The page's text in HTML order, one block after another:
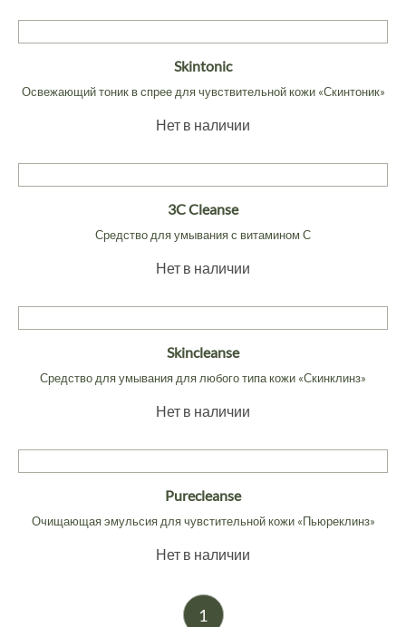
Skintonic
Освежающий тоник в спрее для чувствительной кожи «Скинтоник»
Нет в наличии
3C Cleanse
Средство для умывания с витамином С
Нет в наличии
Skincleanse
Средство для умывания для любого типа кожи «Скинклинз»
Нет в наличии
Purecleanse
Очищающая эмульсия для чувстительной кожи «Пьюреклинз»
Нет в наличии
1